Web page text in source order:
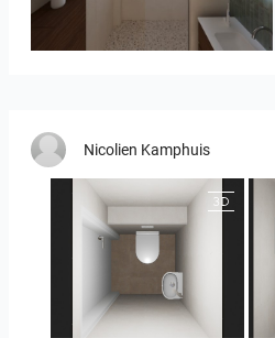
Badkamerhuis
Nicolien Kamphuis
25-5004 bnr. 44